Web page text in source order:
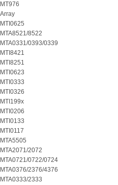
MT976
Array
MTI0625
MTA8521/8522
MTA0331/0393/0339
MTI8421
MTI8251
MTI0623
MTI0333
MTI0326
MTI199x
MTI0206
MTI0133
MTI0117
MTA5505
MTA2071/2072
MTA0721/0722/0724
MTA0376/2376/4376
MTA0333/2333